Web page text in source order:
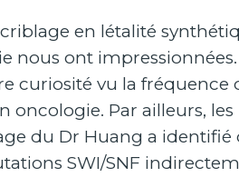
en létalité
nous ont
curiosité vu la
oncologie. Par ailleurs,
du Dr Huang a identifié
SWI/SNF